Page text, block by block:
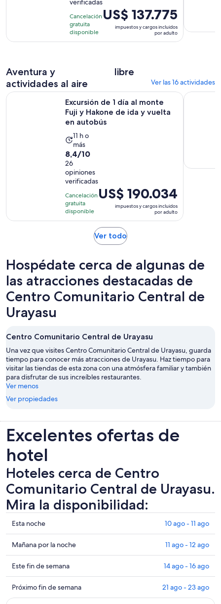
horas
con
16
opiniones
verificadas
Cancelación
gratuita
disponible
El
precio
de
adulto
US$ 137.775
impuestos y cargos incluidos
por adulto
Aventura y
actividades al aire
libre
Ver las 16 actividades
Excursión de 1 día al monte
Fuji y Hakone de ida y vuelta
en autobús
La
actividad
dura
11
horas
11 h o
más
8.4
de
10
con
26
opiniones
8,4/10
26
opiniones
verificadas
Cancelación
gratuita
disponible
El
precio
de
US$ 190.034.
por
US$ 190.034
impuestos y cargos incluidos
por adulto
Excursión de 1 día al monte Fuji y Hakone de ida y vuelta en
Mt.
Ver todoSe
una
nueva
pestaña
Hospédate cerca de algunas de
las atracciones destacadas de
Centro Comunitario Central de
Urayasu
Centro Comunitario Central de Urayasu
Una vez que visites Centro Comunitario Central de Urayasu, guarda
tiempo para conocer más atracciones de Urayasu. Haz tiempo para
visitar las tiendas de esta zona con una atmósfera familiar y también
para disfrutar de sus increíbles restaurantes.
Ver menos
Ver propiedades
Excelentes ofertas de
hotel
Hoteles cerca de Centro
Comunitario Central de Urayasu.
Mira la disponibilidad:
Ver
precios
de
propiedades
cerca
de
Centro
Comunitario
Esta noche 10 ago - 11 ago
Ver
precios
de
propiedades
cerca
de
Mañana por la noche 11 ago - 12 ago
Ver
precios
de
propiedades
Este fin de semana 14 ago - 16 ago
Ver
precios
Próximo fin de semana 21 ago - 23 ago